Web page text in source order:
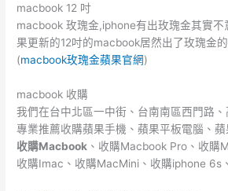
e
b
o
o
k
er bl
r
macbook 12 吋
macbook 玫瑰金,iphone有出玫瑰金其實不
果更新的12吋的macbook居然出了玫瑰金
(macbook玫瑰金蘋果官網)
macbook 收購
我們在台中北區一中街、台南南區西門路
專業推薦收購蘋果手機、蘋果平板電腦、蘋
收購Macbook 、收購Macbook Pro、收購
收購Imac、收購MacMini、收購iphone 6s